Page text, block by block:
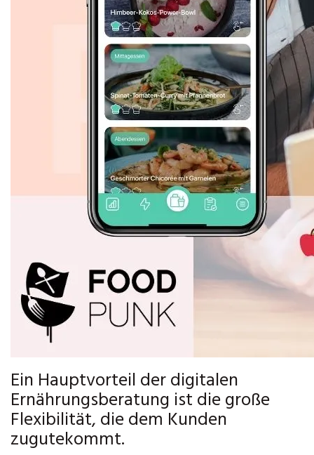
Ein Hauptvorteil der digitalen
Ernährungsberatung ist die große
Flexibilität, die dem Kunden
zugutekommt.